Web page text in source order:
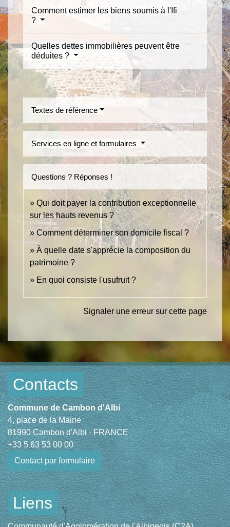
Comment estimer les biens soumis à l'Ifi
?
Quelles dettes immobilières peuvent être
déduites ?
Textes de référence
Services en ligne et formulaires
Questions ? Réponses !
Qui doit payer la contribution exceptionnelle
sur les hauts revenus ?
Comment déterminer son domicile fiscal ?
À quelle date s'apprécie la composition du
patrimoine ?
En quoi consiste l'usufruit ?
Signaler une erreur sur cette page
Contacts
Commune de Cambon d'Albi
4, place de la Mairie
81990 Cambon d'Albi - FRANCE
+33 5 63 53 00 00
Contact par formulaire
Liens